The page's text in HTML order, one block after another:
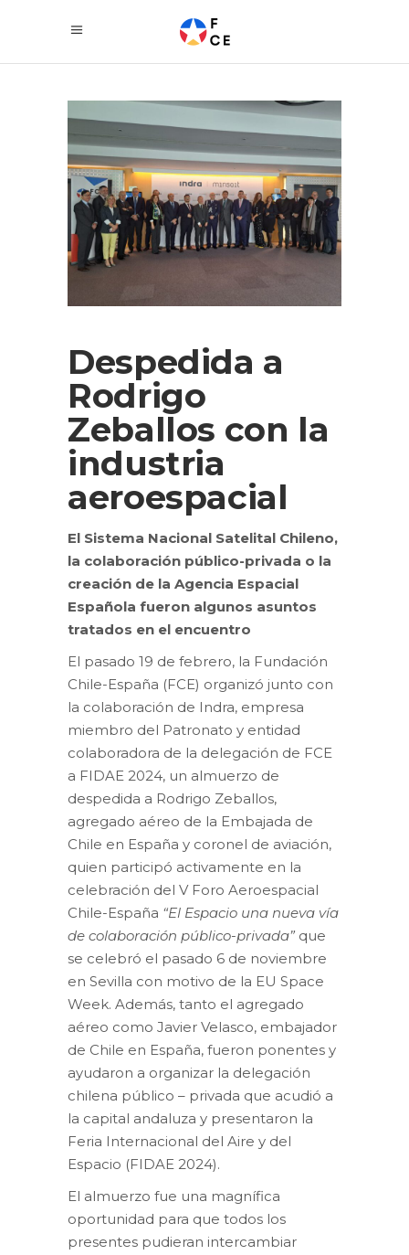
Despedida a
Rodrigo
Zeballos con la
industria
aeroespacial
El Sistema Nacional Satelital Chileno,
la colaboración público-privada o la
creación de la Agencia Espacial
Española fueron algunos asuntos
tratados en el encuentro
El pasado 19 de febrero, la Fundación
Chile-España (FCE) organizó junto con
la colaboración de Indra, empresa
miembro del Patronato y entidad
colaboradora de la delegación de FCE
a FIDAE 2024, un almuerzo de
despedida a Rodrigo Zeballos,
agregado aéreo de la Embajada de
Chile en España y coronel de aviación,
quien participó activamente en la
celebración del V Foro Aeroespacial
Chile-España “El Espacio una nueva vía
de colaboración público-privada” que
se celebró el pasado 6 de noviembre
en Sevilla con motivo de la EU Space
Week. Además, tanto el agregado
aéreo como Javier Velasco, embajador
de Chile en España, fueron ponentes y
ayudaron a organizar la delegación
chilena público – privada que acudió a
la capital andaluza y presentaron la
Feria Internacional del Aire y del
Espacio (FIDAE 2024).
El almuerzo fue una magnífica
oportunidad para que todos los
presentes pudieran intercambiar